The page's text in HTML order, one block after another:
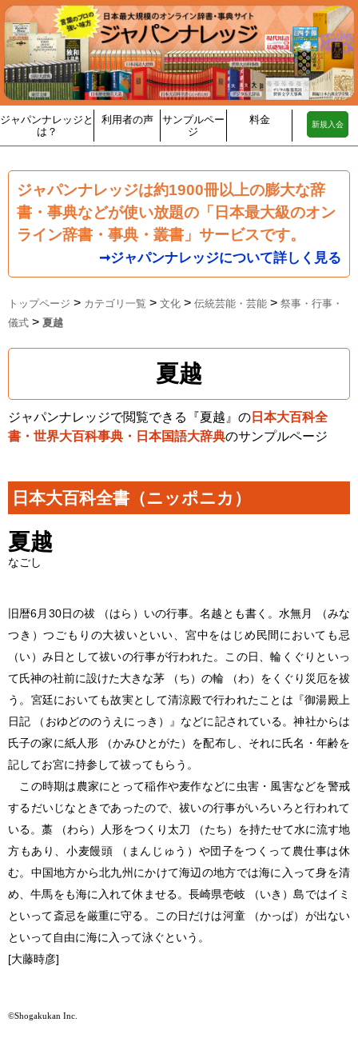
ジャパンナレッジと
は？
利用者の声
サンプルペー
ジ
料金 新規入会
ジャパンナレッジは約1900冊以上の膨大な辞
書・事典などが使い放題の「日本最大級のオン
ライン辞書・事典・叢書」サービスです。
➞ジャパンナレッジについて詳しく見る
トップページ > カテゴリ一覧 > 文化 > 伝統芸能・芸能 > 祭事・行事・
儀式 > 夏越
夏越
ジャパンナレッジで閲覧できる『夏越』の 日本大百科全
書・世界大百科事典・日本国語大辞典のサンプルページ
日本大百科全書（ニッポニカ）
夏越
なごし
旧暦6月30日の祓 （はら）いの行事。名越とも書く。水無月 （みな
つき）つごもりの大祓いといい、宮中をはじめ民間においても忌
（い）み日として祓いの行事が行われた。この日、輪くぐりといっ
て氏神の社前に設けた大きな茅 （ち）の輪 （わ）をくぐり災厄を祓
う。宮廷においても故実として清涼殿で行われたことは『御湯殿上
日記 （おゆどののうえにっき）』などに記されている。神社からは
氏子の家に紙人形 （かみひとがた）を配布し、それに氏名・年齢を
記してお宮に持参して祓ってもらう。
この時期は農家にとって稲作や麦作などに虫害・風害などを警戒
するだいじなときであったので、祓いの行事がいろいろと行われて
いる。藁 （わら）人形をつくり太刀 （たち）を持たせて水に流す地
方もあり、小麦饅頭 （まんじゅう）や団子をつくって農仕事は休
む。中国地方から北九州にかけて海辺の地方では海に入って身を清
め、牛馬をも海に入れて休ませる。長崎県壱岐 （いき）島ではイミ
といって斎忌を厳重に守る。この日だけは河童 （かっぱ）が出ない
といって自由に海に入って泳ぐという。
[大藤時彦]
©Shogakukan Inc.